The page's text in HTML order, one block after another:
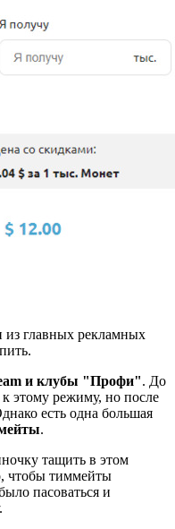
главных рекламных
и клубы "Профи". До
к этому режиму, но после
есть одна большая
.
тащить в этом
чтобы тиммейты
пасоваться и